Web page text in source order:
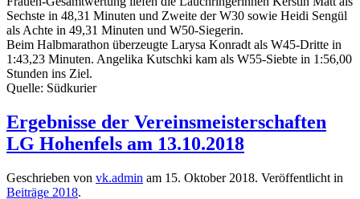
Sechste in 48,31 Minuten und Zweite der W30 sowie Heidi Sengül
als Achte in 49,31 Minuten und W50-Siegerin.
Beim Halbmarathon überzeugte Larysa Konradt als W45-Dritte in
1:43,23 Minuten. Angelika Kutschki kam als W55-Siebte in 1:56,00
Stunden ins Ziel.
Quelle: Südkurier
Ergebnisse der Vereinsmeisterschaften
LG Hohenfels am 13.10.2018
Geschrieben von vk.admin am 15. Oktober 2018. Veröffentlicht in
Beiträge 2018.